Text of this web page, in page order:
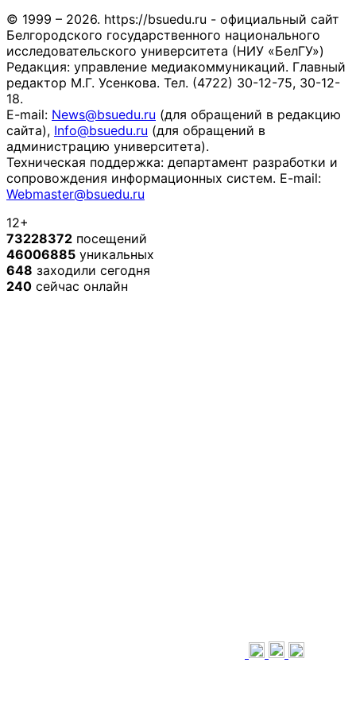
© 1999 – 2026. https://bsuedu.ru - официальный сайт
Белгородского государственного национального
исследовательского университета (НИУ «БелГУ»)
Редакция: управление медиакоммуникаций. Главный
редактор М.Г. Усенкова. Тел. (4722) 30-12-75, 30-12-
18.
E-mail: News@bsuedu.ru (для обращений в редакцию
сайта), Info@bsuedu.ru (для обращений в
администрацию университета).
Техническая поддержка: департамент разработки и
сопровождения информационных систем. E-mail:
Webmaster@bsuedu.ru
12+
73228372 посещений
46006885 уникальных
648 заходили сегодня
240 сейчас онлайн